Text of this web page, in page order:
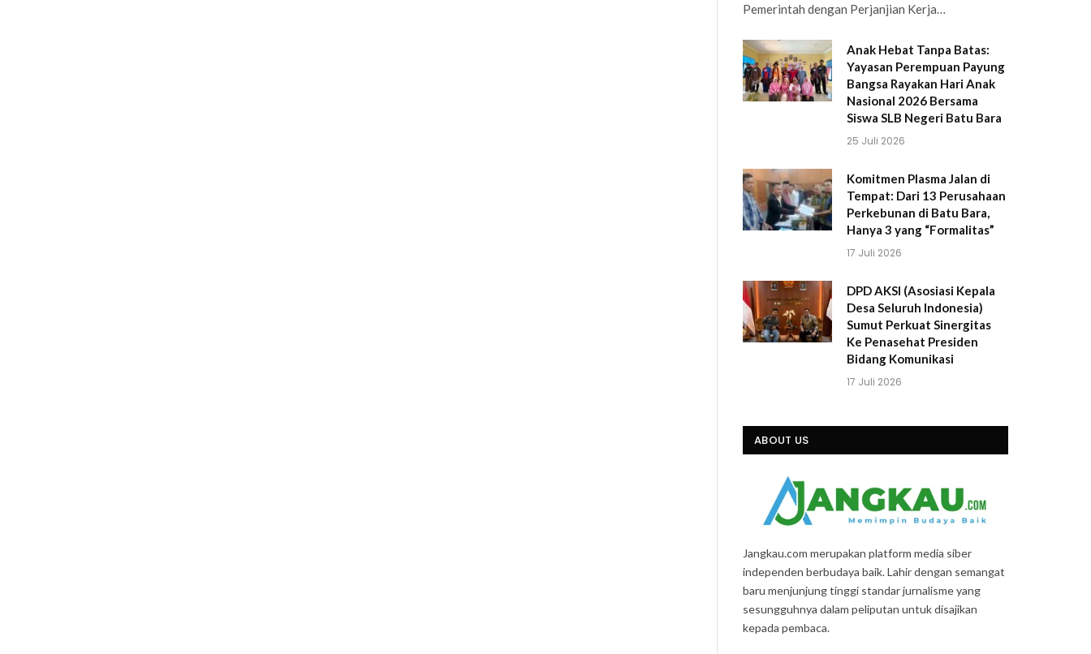
Pemerintah dengan Perjanjian Kerja…
Anak Hebat Tanpa Batas:
Yayasan Perempuan Payung
Bangsa Rayakan Hari Anak
Nasional 2026 Bersama
Siswa SLB Negeri Batu Bara
25 Juli 2026
Komitmen Plasma Jalan di
Tempat: Dari 13 Perusahaan
Perkebunan di Batu Bara,
Hanya 3 yang “Formalitas”
17 Juli 2026
DPD AKSI (Asosiasi Kepala
Desa Seluruh Indonesia)
Sumut Perkuat Sinergitas
Ke Penasehat Presiden
Bidang Komunikasi
17 Juli 2026
ABOUT US
Jangkau.com merupakan platform media siber
independen berbudaya baik. Lahir dengan semangat
baru menjunjung tinggi standar jurnalisme yang
sesungguhnya dalam peliputan untuk disajikan
kepada pembaca.